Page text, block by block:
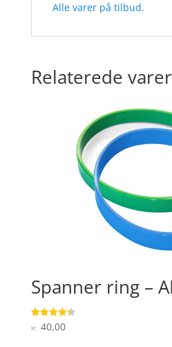
Alle varer på tilbud.
Relaterede varer
Spanner ring –
Vurderet
4.3
kr. 40,00